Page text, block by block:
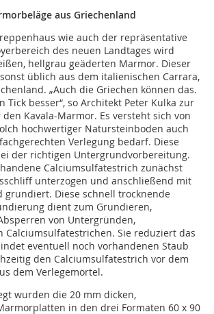
aus Griechenland
wie auch der repräsentative
des neuen Landtages wird
hellgrau geäderten Marmor. Dieser
üblich aus dem italienischen Carrara,
„Auch die Griechen können das.
Tick besser“, so Architekt Peter Kulka zur
Kavala-Marmor. Es versteht sich von
hochwertiger Natursteinboden auch
Verlegung bedarf. Diese
der richtigen Untergrundvorbereitung.
Calciumsulfatestrich zunächst
unterzogen und anschließend mit
grundiert. Diese schnell trocknende
dient zum Grundieren,
von Untergründen,
Calciumsulfatestrichen. Sie reduziert das
eventuell noch vorhandenen Staub
den Calciumsulfatestrich vor dem
dem Verlegemörtel.
wurden die 20 mm dicken,
in den drei Formaten 60 x 90